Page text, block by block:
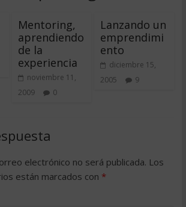
Mentoring,
aprendiendo
de la
experiencia
noviembre 11,
2009
0
Lanzando un
emprendimi
ento
diciembre 15,
2005
9
electrónico no será publicada. Los
están marcados con *